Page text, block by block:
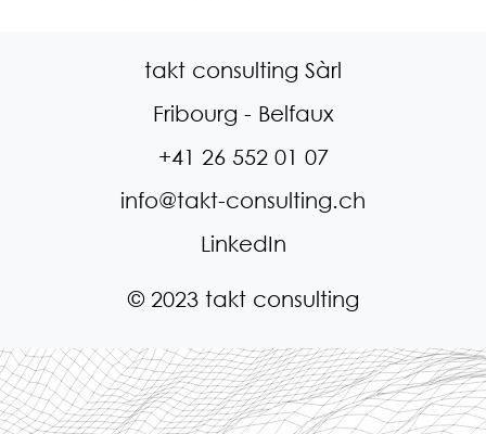
takt consulting Sàrl
Fribourg - Belfaux
+41 26 552 01 07
info@takt-consulting.ch
LinkedIn
© 2023 takt consulting